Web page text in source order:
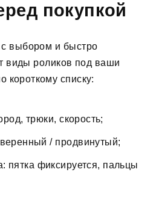
покупкой
выбором и быстро
виды роликов под ваши
короткому списку:
трюки, скорость;
/ продвинутый;
пятка фиксируется, пальцы